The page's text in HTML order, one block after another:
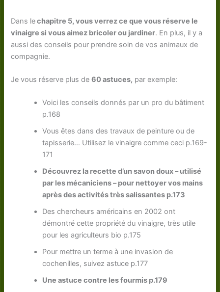
Dans lechapitre 5, vous verrez ce que vous réserve le
vinaigre si vous aimez bricoler ou jardiner. En plus, il y a
aussi des conseils pour prendre soin de vos animaux de
compagnie.
Je vous réserve plus de60 astuces, par exemple:
Voici les conseils donnés par un pro du bâtiment
p.168
Vous êtes dans des travaux de peinture ou de
tapisserie… Utilisez le vinaigre comme ceci p.169-
171
Découvrez la recette d’un savon doux – utilisé
par les mécaniciens – pour nettoyer vos mains
après des activités très salissantes p.173
Des chercheurs américains en 2002 ont
démontré cette propriété du vinaigre, très utile
pour les agriculteurs bio p.175
Pour mettre un terme à une invasion de
cochenilles, suivez astuce p.177
Une astuce contre les fourmis p.179